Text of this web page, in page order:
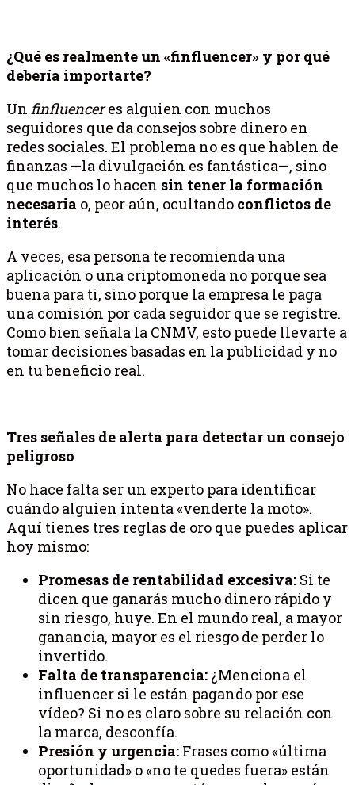
¿Qué es realmente un «finfluencer» y por qué
debería importarte?
Un finfluenceres alguien con muchos
seguidores que da consejos sobre dinero en
redes sociales. El problema no es que hablen de
finanzas —la divulgación es fantástica—, sino
que muchos lo hacen sin tener la formación
necesaria o, peor aún, ocultando conflictos de
interés.
A veces, esa persona te recomienda una
aplicación o una criptomoneda no porque sea
buena para ti, sino porque la empresa le paga
una comisión por cada seguidor que se registre.
Como bien señala la CNMV, esto puede llevarte a
tomar decisiones basadas en la publicidad y no
en tu beneficio real.
Tres señales de alerta para detectar un consejo
peligroso
No hace falta ser un experto para identificar
cuándo alguien intenta «venderte la moto».
Aquí tienes tres reglas de oro que puedes aplicar
hoy mismo:
Promesas de rentabilidad excesiva: Si te
dicen que ganarás mucho dinero rápido y
sin riesgo, huye. En el mundo real, a mayor
ganancia, mayor es el riesgo de perder lo
invertido.
Falta de transparencia: ¿Menciona el
influencer si le están pagando por ese
vídeo? Si no es claro sobre su relación con
la marca, desconfía.
Presión y urgencia: Frases como «última
oportunidad» o «no te quedes fuera» están